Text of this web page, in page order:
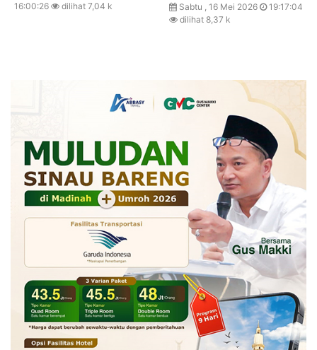
16:00:26
dilihat 7,04 k Sabtu , 16 Mei 2026
19:17:04
dilihat 8,37 k